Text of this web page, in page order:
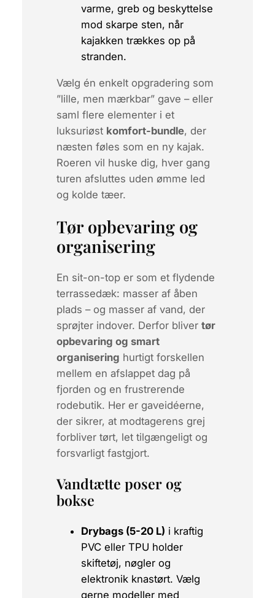
varme, greb og beskyttelse
mod skarpe sten, når
kajakken trækkes op på
stranden.
Vælg én enkelt opgradering som
”lille, men mærkbar”gave – eller
saml flere elementer i et
luksuriøst komfort-bundle, der
næsten føles som en ny kajak.
Roeren vil huske dig, hver gang
turen afsluttes uden ømme led
og kolde tæer.
Tør opbevaring og
organisering
En sit-on-top er som et flydende
terrassedæk: masser af åben
plads – og masser af vand, der
sprøjter indover. Derfor bliver tør
opbevaring og smart
organisering hurtigt forskellen
mellem en afslappet dag på
fjorden og en frustrerende
rodebutik. Her er gaveidéerne,
der sikrer, at modtagerens grej
forbliver tørt, let tilgængeligt og
forsvarligt fastgjort.
Vandtætte poser og
bokse
Drybags (5-20 L) i kraftig
PVC eller TPU holder
skiftetøj, nøgler og
elektronik knastørt. Vælg
gerne modeller med